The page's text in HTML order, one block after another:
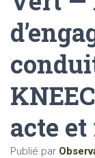
acte
Publié par